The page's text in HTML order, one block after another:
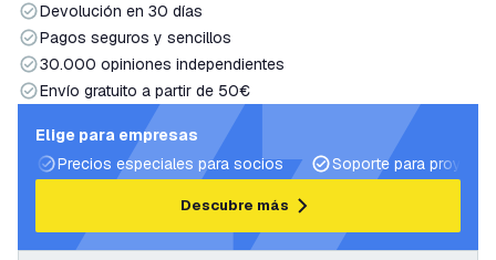
Devolución en 30 días
Pagos seguros y sencillos
30.000 opiniones independientes
Envío gratuito a partir de 50€
Elige para empresas
Precios especiales para socios
Soporte para
Descubre más